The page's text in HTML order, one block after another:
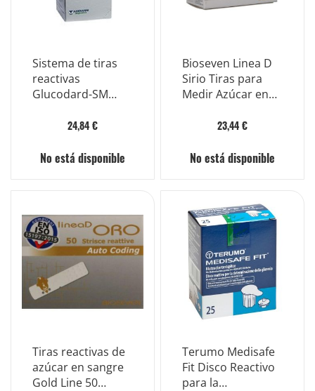
Sistema de tiras
reactivas
Glucodard-SM
azúcar en sangre,
24,84 €
No está disponible
Bioseven Linea D
Sirio Tiras para
Medir Azúcar en
23,44 €
No está disponible
Tiras reactivas de
azúcar en sangre
Gold Line 50
Terumo Medisafe
Fit Disco Reactivo
para la